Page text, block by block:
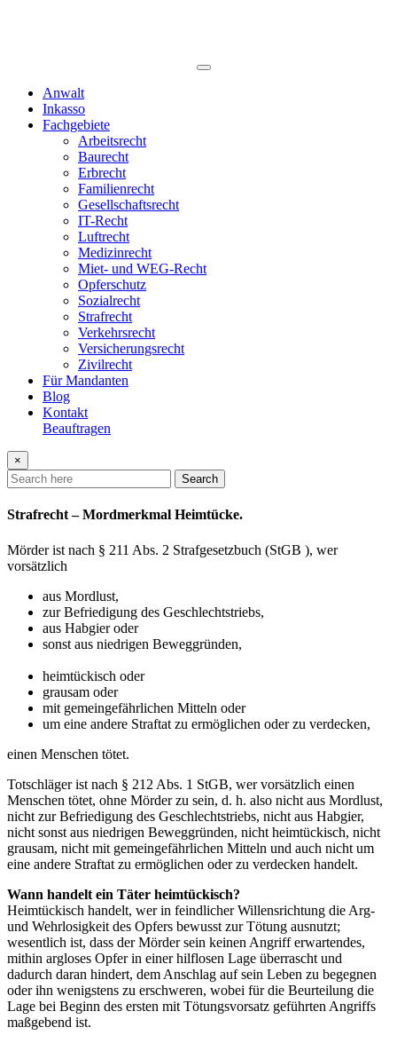
Anwalt
Inkasso
Fachgebiete
Arbeitsrecht
Baurecht
Erbrecht
Familienrecht
Gesellschaftsrecht
IT-Recht
Luftrecht
Medizinrecht
Miet- und WEG-Recht
Opferschutz
Sozialrecht
Strafrecht
Verkehrsrecht
Versicherungsrecht
Zivilrecht
Für Mandanten
Blog
Kontakt
Beauftragen
×
Search
Strafrecht – Mordmerkmal Heimtücke.
Mörder ist nach § 211 Abs. 2 Strafgesetzbuch (StGB ), wer
vorsätzlich
aus Mordlust,
zur Befriedigung des Geschlechtstriebs,
aus Habgier oder
sonst aus niedrigen Beweggründen,
heimtückisch oder
grausam oder
mit gemeingefährlichen Mitteln oder
um eine andere Straftat zu ermöglichen oder zu verdecken,
einen Menschen tötet.
Totschläger ist nach § 212 Abs. 1 StGB, wer vorsätzlich einen
Menschen tötet, ohne Mörder zu sein, d. h. also nicht aus Mordlust,
nicht zur Befriedigung des Geschlechtstriebs, nicht aus Habgier,
nicht sonst aus niedrigen Beweggründen, nicht heimtückisch, nicht
grausam, nicht mit gemeingefährlichen Mitteln und auch nicht um
eine andere Straftat zu ermöglichen oder zu verdecken handelt.
Wann handelt ein Täter heimtückisch?
Heimtückisch handelt, wer in feindlicher Willensrichtung die Arg-
und Wehrlosigkeit des Opfers bewusst zur Tötung ausnutzt;
wesentlich ist, dass der Mörder sein keinen Angriff erwartendes,
mithin argloses Opfer in einer hilflosen Lage überrascht und
dadurch daran hindert, dem Anschlag auf sein Leben zu begegnen
oder ihn wenigstens zu erschweren, wobei für die Beurteilung die
Lage bei Beginn des ersten mit Tötungsvorsatz geführten Angriffs
maßgebend ist.